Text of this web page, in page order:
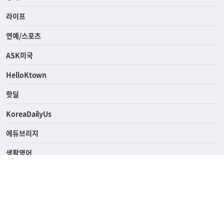
경제
라이프
연예/스포츠
ASK미국
HelloKtown
핫딜
KoreaDailyUs
에듀브리지